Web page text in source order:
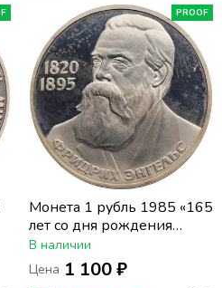
PROOF
Монета 1 рубль 1985 «165
лет со дня рождения
Фридриха Энгельса»
(Новодел) капсула
В наличии
Цена 1 100 ₽